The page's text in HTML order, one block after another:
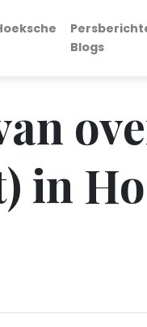
Blogs
in